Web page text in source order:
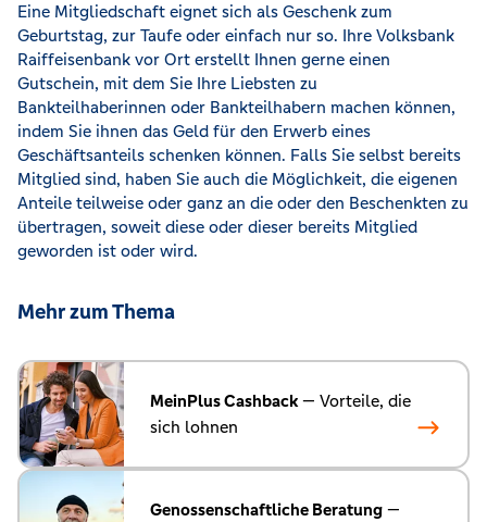
Eine Mitgliedschaft eignet sich als Geschenk zum
Geburtstag, zur Taufe oder einfach nur so. Ihre Volksbank
Raiffeisenbank vor Ort erstellt Ihnen gerne einen
Gutschein, mit dem Sie Ihre Liebsten zu
Bankteilhaberinnen oder Bankteilhabern machen können,
indem Sie ihnen das Geld für den Erwerb eines
Geschäftsanteils schenken können. Falls Sie selbst bereits
Mitglied sind, haben Sie auch die Möglichkeit, die eigenen
Anteile teilweise oder ganz an die oder den Beschenkten zu
übertragen, soweit diese oder dieser bereits Mitglied
geworden ist oder wird.
Mehr zum Thema
MeinPlus Cashback— Vorteile, die
sich lohnen
Genossenschaftliche Beratung —